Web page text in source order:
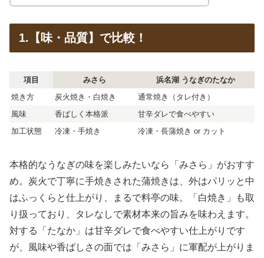
1.【味・品質】で比較！
項目 みさら
浜名湖 うなぎのたなか
焼き方
炭火焼き・白焼き
通常焼き（タレ付き）
風味
香ばしく本格派
甘辛ダレで食べやすい
加工状態
冷凍・手焼き 冷凍・長蒲焼き or カット
本格的なうなぎの味を楽しみたいなら「みさら」がおすす
め。炭火で丁寧に手焼きされた蒲焼きは、外はパリッと中
はふっくらと仕上がり、まるで料亭の味。「白焼き」も取
り扱っており、タレなしで素材本来の旨みを味わえます。
対する「たなか」は甘辛ダレで食べやすい仕上がりです
が、風味や香ばしさの面では「みさら」に軍配が上がりま